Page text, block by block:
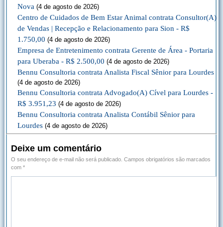
Nova (4 de agosto de 2026)
Centro de Cuidados de Bem Estar Animal contrata Consultor(A)
de Vendas | Recepção e Relacionamento para Sion - R$
1.750,00 (4 de agosto de 2026)
Empresa de Entretenimento contrata Gerente de Área - Portaria
para Uberaba - R$ 2.500,00 (4 de agosto de 2026)
Bennu Consultoria contrata Analista Fiscal Sênior para Lourdes
(4 de agosto de 2026)
Bennu Consultoria contrata Advogado(A) Cível para Lourdes -
R$ 3.951,23 (4 de agosto de 2026)
Bennu Consultoria contrata Analista Contábil Sênior para
Lourdes (4 de agosto de 2026)
Deixe um comentário
O seu endereço de e-mail não será publicado. Campos obrigatórios são marcados
com *